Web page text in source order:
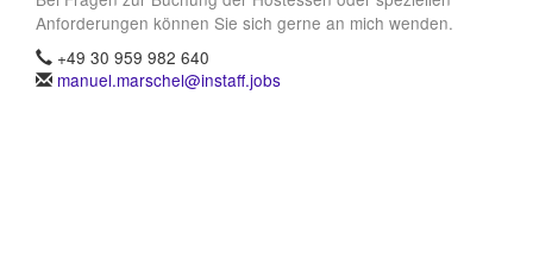
Anforderungen können Sie sich gerne an mich wenden.
+49 30 959 982 640
manuel.marschel@instaff.jobs